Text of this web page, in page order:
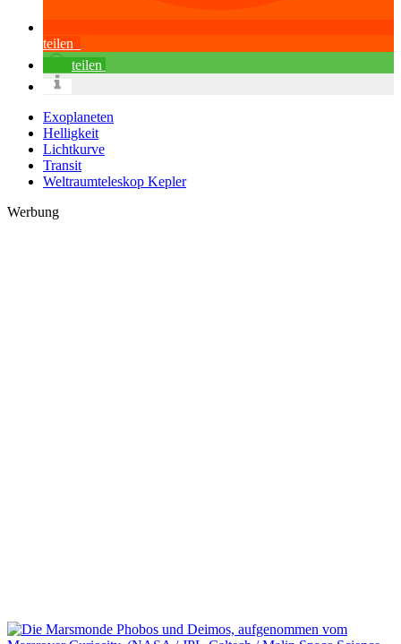
teilen
teilen
Exoplaneten
Helligkeit
Lichtkurve
Transit
Weltraumteleskop Kepler
Werbung